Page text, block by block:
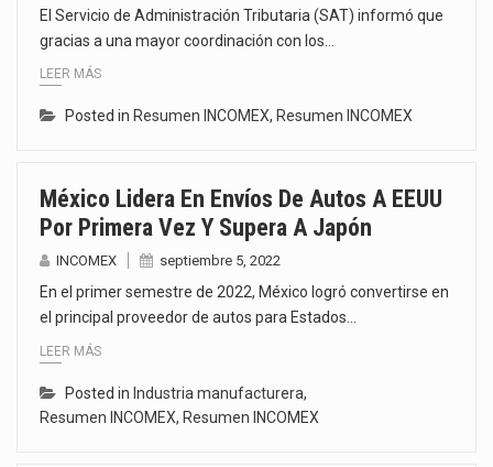
El Servicio de Administración Tributaria (SAT) informó que
gracias a una mayor coordinación con los…
LEER MÁS
Posted in Resumen INCOMEX, Resumen INCOMEX
México Lidera En Envíos De Autos A EEUU
Por Primera Vez Y Supera A Japón
INCOMEX septiembre 5, 2022
En el primer semestre de 2022, México logró convertirse en
el principal proveedor de autos para Estados…
LEER MÁS
Posted in Industria manufacturera,
Resumen INCOMEX, Resumen INCOMEX